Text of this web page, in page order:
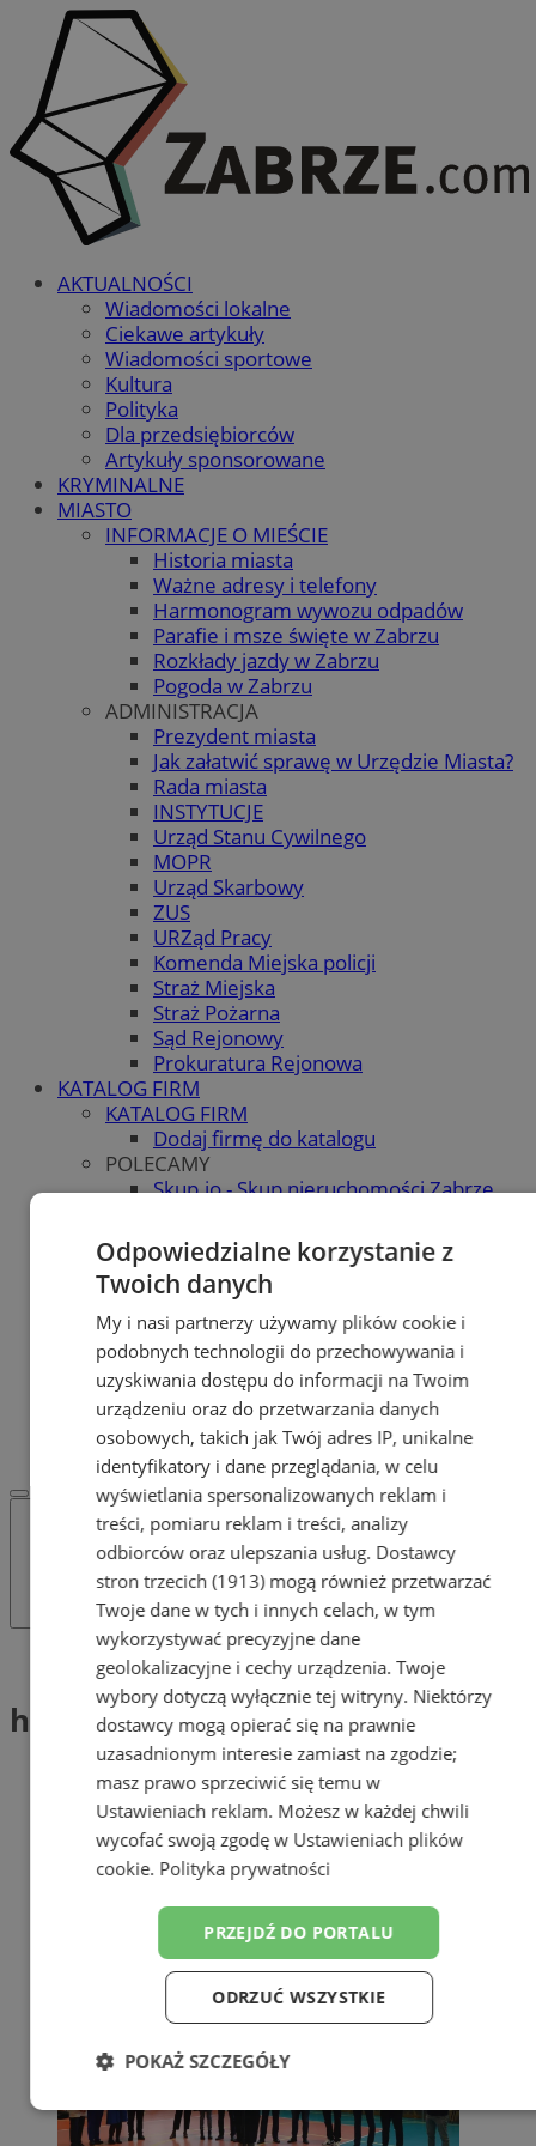
AKTUALNOŚCI
Wiadomości lokalne
Ciekawe artykuły
Wiadomości sportowe
Kultura
Polityka
Dla przedsiębiorców
Artykuły sponsorowane
KRYMINALNE
MIASTO
INFORMACJE O MIEŚCIE
Historia miasta
Ważne adresy i telefony
Harmonogram wywozu odpadów
Parafie i msze święte w Zabrzu
Rozkłady jazdy w Zabrzu
Pogoda w Zabrzu
ADMINISTRACJA
Prezydent miasta
Jak załatwić sprawę w Urzędzie Miasta?
Rada miasta
INSTYTUCJE
Urząd Stanu Cywilnego
MOPR
Urząd Skarbowy
ZUS
URZąd Pracy
Komenda Miejska policji
Straż Miejska
Straż Pożarna
Sąd Rejonowy
Prokuratura Rejonowa
KATALOG FIRM
KATALOG FIRM
Dodaj firmę do katalogu
POLECAMY
Skup.io - Skup nieruchomości Zabrze
OGŁOSZENIA
OGŁOSZENIA
Dodaj ogłoszenie
POLECAMY
Protocol IT
Pracuj.pl - praca w Zabrzu
Praca Zabrze
REKLAMA
WSPÓŁPRACA
Tag: hala
hala (1)
Odpowiedzialne korzystanie z
Twoich danych
My i nasi partnerzy używamy plików cookie i
podobnych technologii do przechowywania i
uzyskiwania dostępu do informacji na Twoim
urządzeniu oraz do przetwarzania danych
osobowych, takich jak Twój adres IP, unikalne
identyfikatory i dane przeglądania, w celu
wyświetlania spersonalizowanych reklam i
treści, pomiaru reklam i treści, analizy
odbiorców oraz ulepszania usług. Dostawcy
stron trzecich (1913)mogą również przetwarzać
Twoje dane w tych i innych celach, w tym
wykorzystywać precyzyjne dane
geolokalizacyjne i cechy urządzenia. Twoje
wybory dotyczą wyłącznie tej witryny. Niektórzy
dostawcy mogą opierać się na prawnie
uzasadnionym interesie zamiast na zgodzie;
masz prawo sprzeciwić się temu w
Ustawieniach reklam. Możesz w każdej chwili
wycofać swoją zgodę w Ustawieniach plików
cookie. Polityka prywatności
PRZEJDŹ DO PORTALU
ODRZUĆ WSZYSTKIE
POKAŻ SZCZEGÓŁY
Niezbędne Wydajność Targetowanie